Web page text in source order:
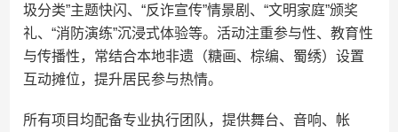
圾分类”主题快闪、“反诈宣传”情景剧、“文明家庭”颁奖
礼、“消防演练”沉浸式体验等。活动注重参与性、教育性
与传播性，常结合本地非遗（糖画、棕编、蜀绣）设置
互动摊位，提升居民参与热情。
所有项目均配备专业执行团队，提供舞台、音响、帐